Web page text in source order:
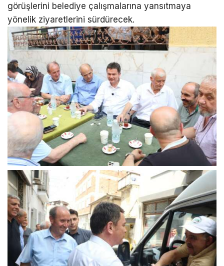
görüşlerini belediye çalışmalarına yansıtmaya
yönelik ziyaretlerini sürdürecek.